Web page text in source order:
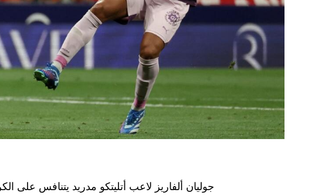
جوليان ألفاريز لاعب أتليتكو ​​مدريد يتنافس على